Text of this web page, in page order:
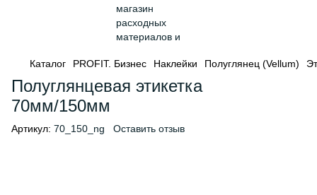
Каталог PROFIT. Бизнес Наклейки Полуглянец (Vellum)
Полуглянцевая этикетка
70мм/150мм
Артикул: 70_150_ng Оставить отзыв